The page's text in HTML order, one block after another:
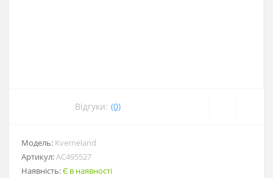
Відгуки: (0)
Модель: Kverneland
Артикул:AC495527
Наявність:Є в наявності